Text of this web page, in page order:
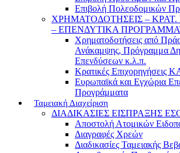
Επιβολή Πολεοδομικών
ΧΡΗΜΑΤΟΔΟΤΗΣΕΙΣ – ΚΡΑΤ.
– ΕΠΕΝΔΥΤΙΚΑ
Χρηματοδοτήσεις από
Ανάκαμψης, Πρόγραμμα
Επενδύσεων κ.λ.π.
Κρατικές
Ευρωπαϊκά και Εγχώρια
Προγράμματα
Ταμειακή Διαχείριση
ΔΙΑΔΙΚΑΣΙΕΣ ΕΙΣΠΡΑΞΗΣ
Αποστολή Ατομικών
Διαγραφές Χρεών
Διαδικασίες Ταμειακής